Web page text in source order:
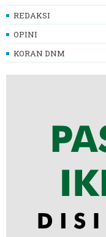
REDAKSI
OPINI
KORAN DNM